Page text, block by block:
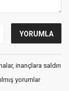
inançlara saldırı
yorumlar